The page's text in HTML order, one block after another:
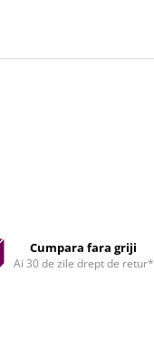
Cumpara fara griji
Ai 30 de zile drept de retur*